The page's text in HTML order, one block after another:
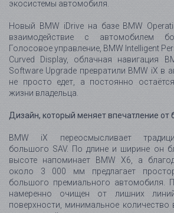
высоте напоминает BMW X6, а
большого премиального автомобиля.
намеренно очищен от лишних
поверхности, минимальное
монолитный силуэт создают ощущение
В стандартной комплектации BMW
дюймовыми аэродинамическими
Такие колёса не только
поскольку аэродинамика в
связана с запасом хода.
Решётка радиатора как
Поскольку электрической силовой
значительно меньше охлаждающего